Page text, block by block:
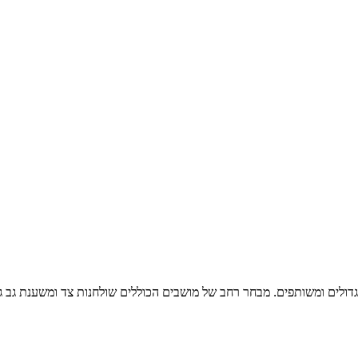
ומשותפים. מבחר רחב של מושבים הכוללים שולחנות צד ומשענת גב